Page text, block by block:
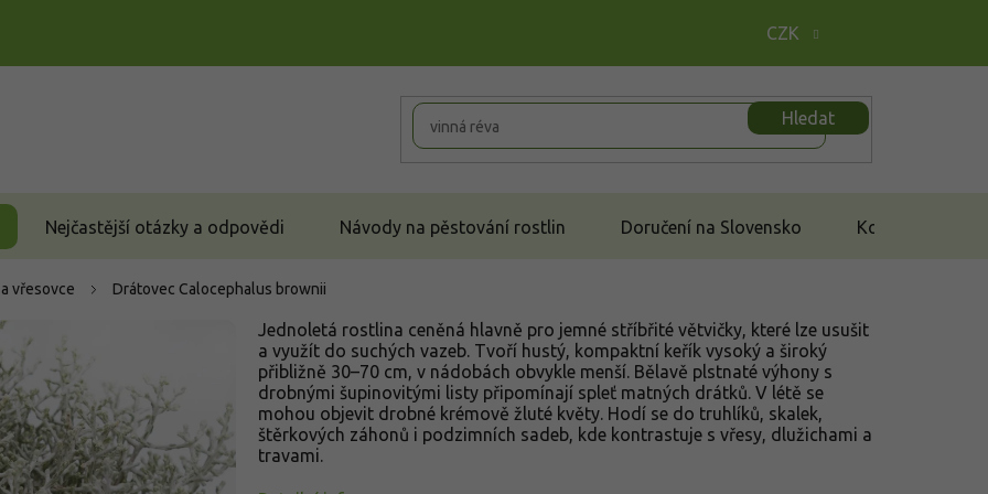
CZK
Hledat
Nejčastější otázky a odpovědi Návody na pěstování rostlin Doručení na Slovensko Kontakt
vřesovce Drátovec Calocephalus brownii
Jednoletá rostlina ceněná hlavně pro jemné stříbřité větvičky, které lze usušit
a využít do suchých vazeb. Tvoří hustý, kompaktní keřík vysoký a široký
přibližně 30–70 cm, v nádobách obvykle menší. Bělavě plstnaté výhony s
drobnými šupinovitými listy připomínají spleť matných drátků. V létě se
mohou objevit drobné krémově žluté květy. Hodí se do truhlíků, skalek,
štěrkových záhonů i podzimních sadeb, kde kontrastuje s vřesy, dlužichami a
travami.